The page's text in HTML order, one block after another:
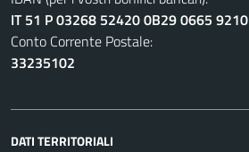
IT 51 P 03268 52420 0B29 0665 9210
Conto Corrente Postale:
33235102
DATI TERRITORIALI